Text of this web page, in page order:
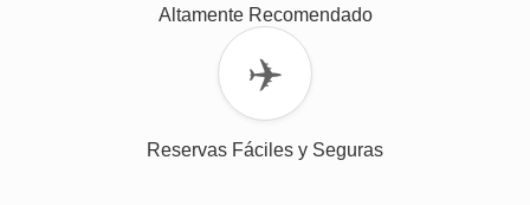
Altamente Recomendado
✈️
Reservas Fáciles y Seguras